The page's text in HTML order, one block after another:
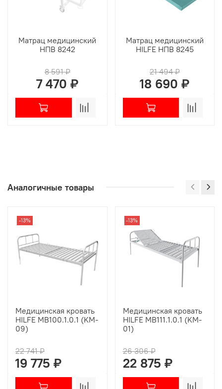
Матрац медицинский
НПВ 8242
8 591 ₽
7 470 ₽
Матрац медицинский
HILFE НПВ 8245
21 494 ₽
18 690 ₽
Аналогичные товары
-13%
Медицинская кровать
HILFE MB100.1.0.1 (KM-
09)
22 741 ₽
19 775 ₽
-13%
Медицинская кровать
HILFE MB111.1.0.1 (KM-
01)
26 306 ₽
22 875 ₽